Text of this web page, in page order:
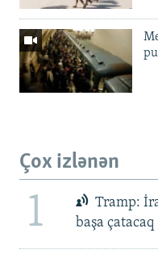
Çox izlənən
1
Tramp:
başa çatacaq